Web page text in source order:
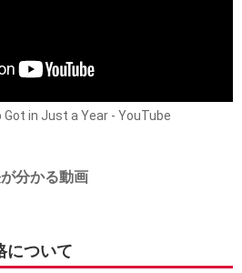
in Just a Year - YouTube
分かる動画
について